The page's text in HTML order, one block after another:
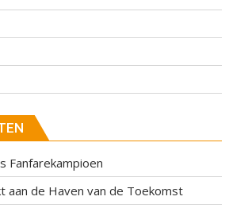
Fanfarekampioen
aan de Haven van de Toekomst